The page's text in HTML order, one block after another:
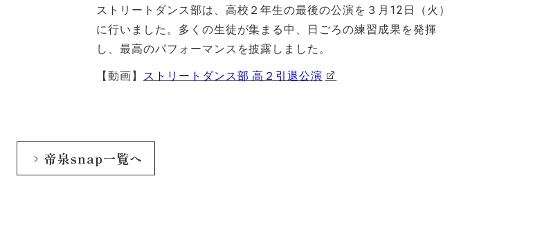
ストリートダンス部は、高校２年生の最後の公演を３月12日（火）
に行いました。多くの生徒が集まる中、日ごろの練習成果を発揮
し、最高のパフォーマンスを披露しました。
​【動画】 ストリートダンス部 高２引退公演
帝泉snap一覧へ